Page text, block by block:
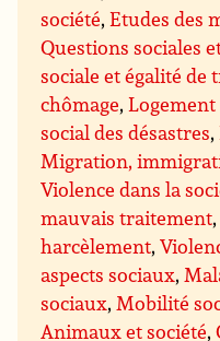
société,Etudes des
Questions sociales
sociale et égalité de
chômage,Logement
social des désastres,
Migration,
Violence dans la
mauvais traitement
harcèlement,
aspects sociaux,
sociaux,Mobilité
Animaux et société,